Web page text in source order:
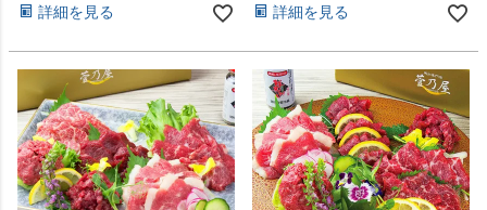
詳細を見る 詳細を見る